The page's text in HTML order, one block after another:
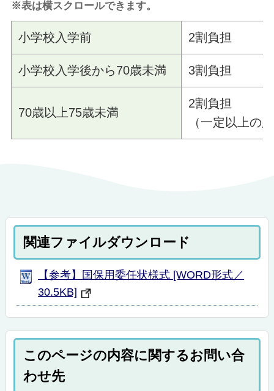
※表は横スクロールできます。
小学校入学前 2割負担
小学校入学後から70歳未満 3割負担
70歳以上75歳未満
2割負担
（一定以上の
関連ファイルダウンロード
【参考】国保用委任状様式 [WORD形式／
30.5KB]
このページの内容に関するお問い合
わせ先